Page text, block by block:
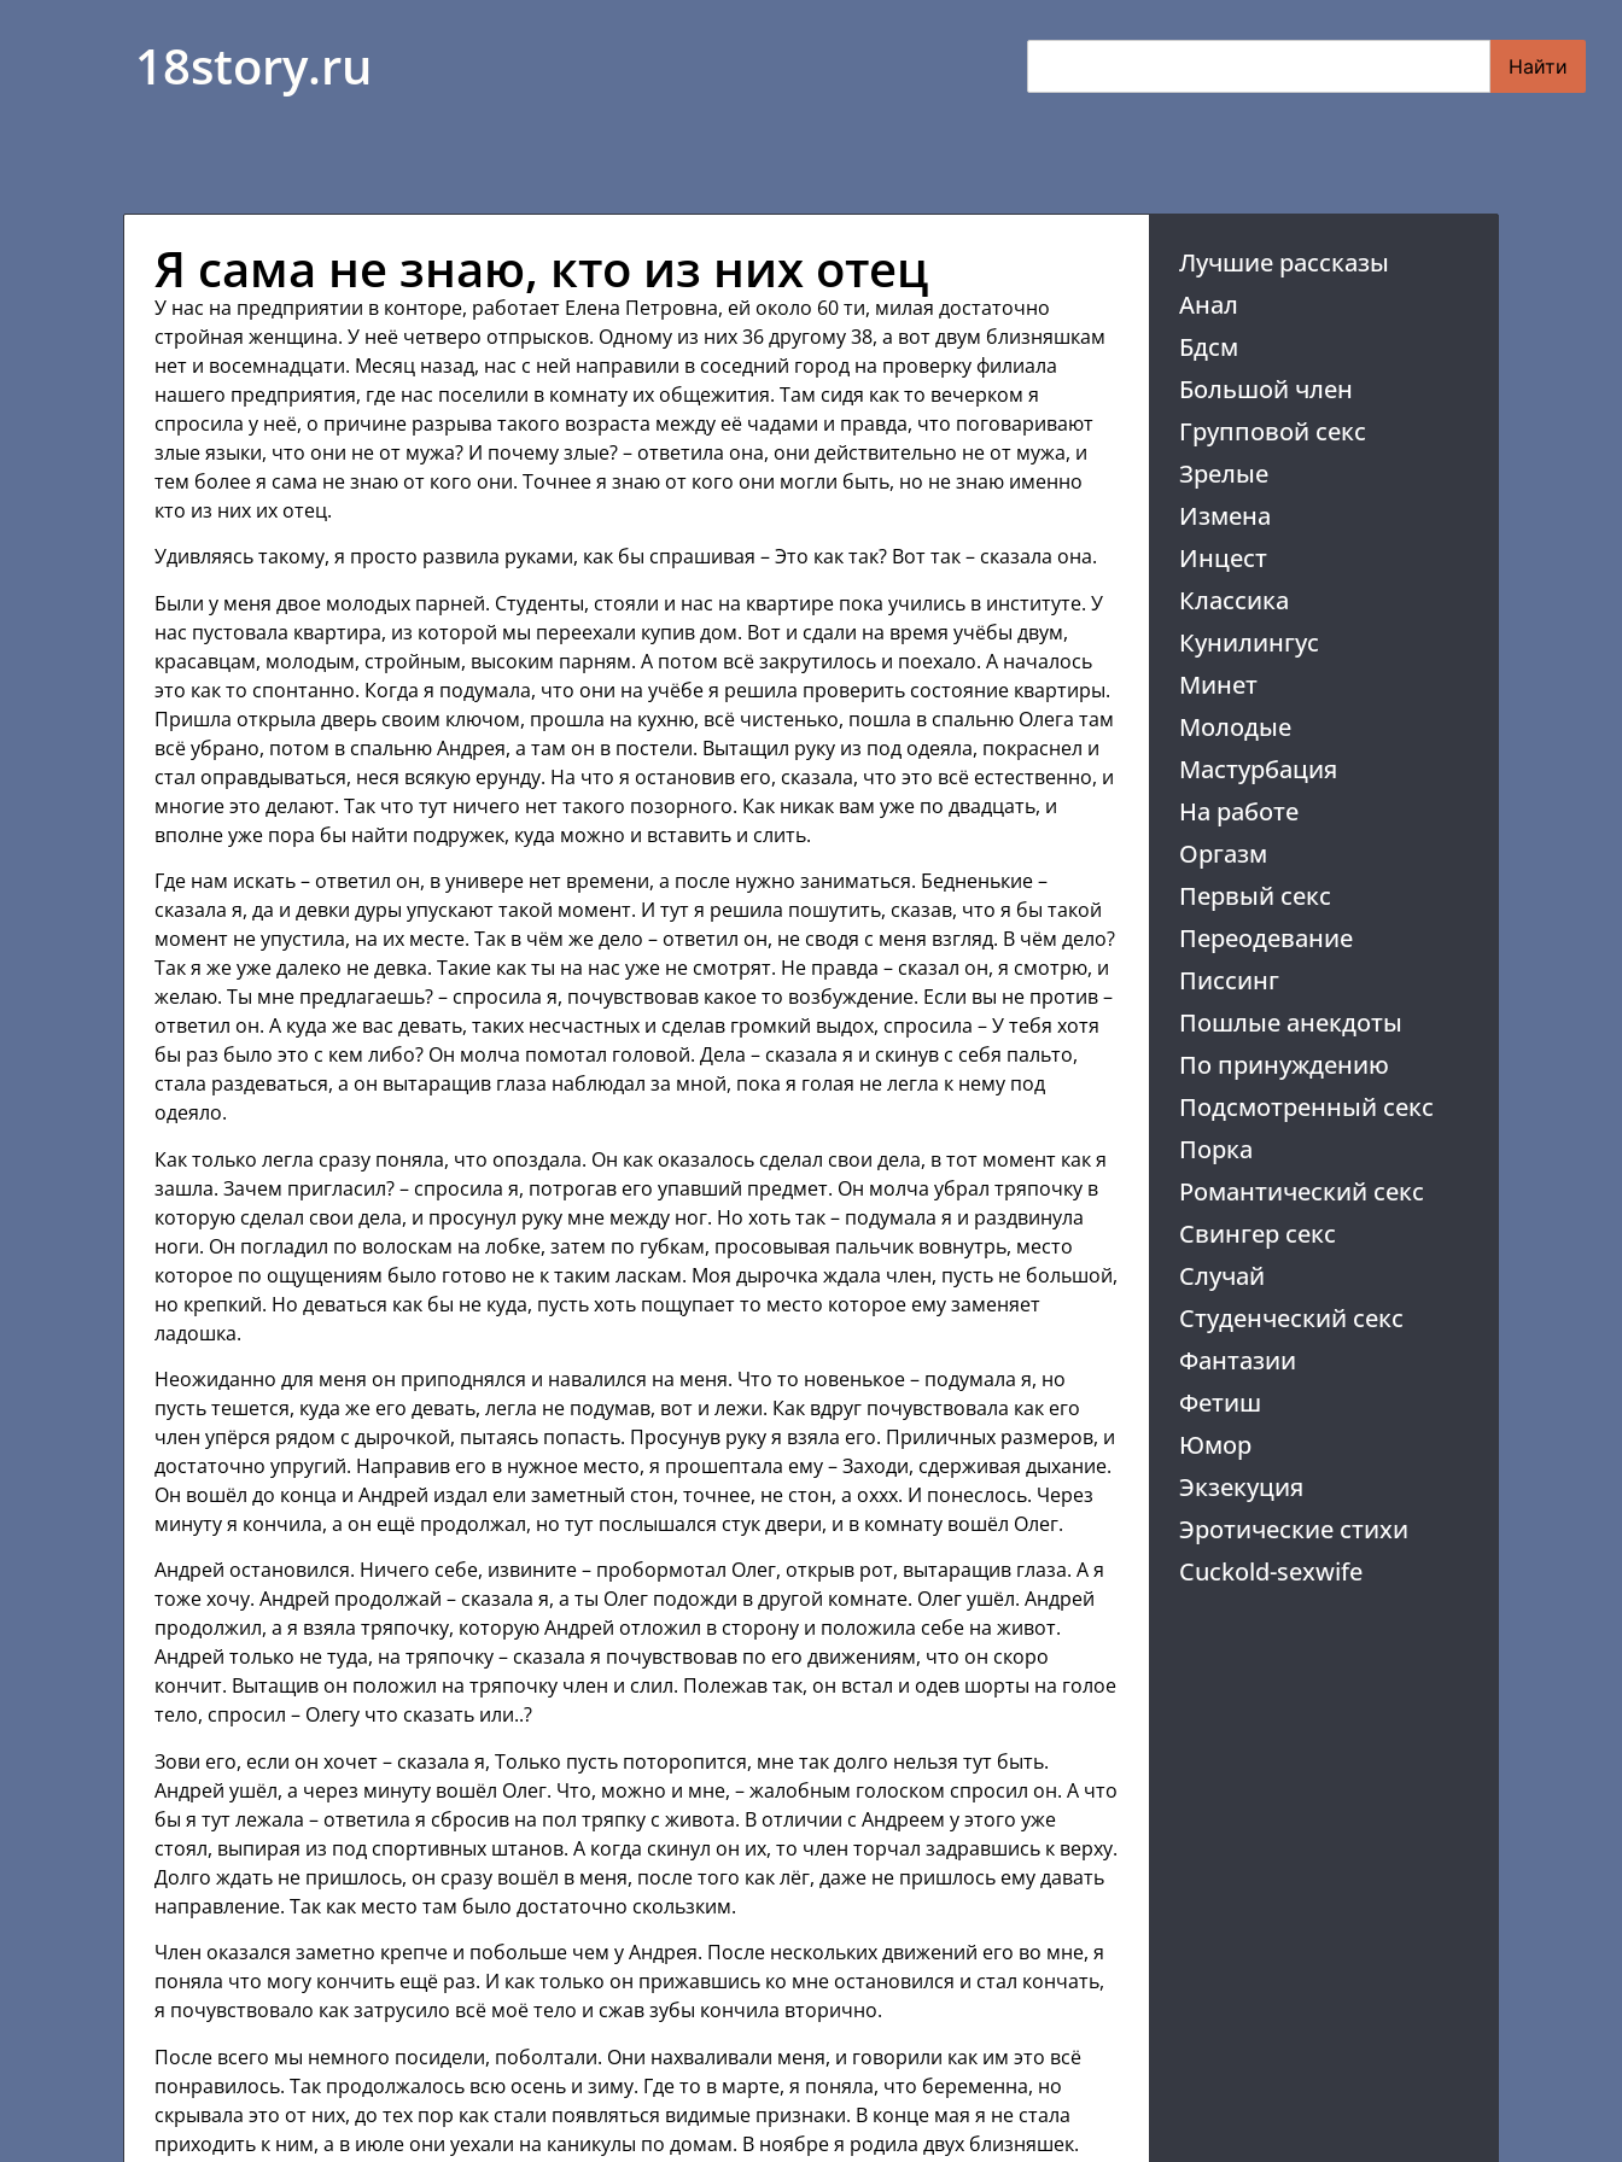
18story.ru Найти
Лучшие рассказы
Анал
Бдсм
Большой член
Групповой секс
Зрелые
Измена
Инцест
Классика
Кунилингус
Минет
Молодые
Мастурбация
На работе
Оргазм
Первый секс
Переодевание
Писсинг
Пошлые анекдоты
По принуждению
Подсмотренный секс
Порка
Романтический секс
Свингер секс
Случай
Студенческий секс
Фантазии
Фетиш
Юмор
Экзекуция
Эротические стихи
Cuckold-sexwife
Я сама не знаю, кто из них отец
У нас на предприятии в конторе, работает Елена Петровна, ей около 60 ти, милая достаточно
стройная женщина. У неё четверо отпрысков. Одному из них 36 другому 38, а вот двум близняшкам
нет и восемнадцати. Месяц назад, нас с ней направили в соседний город на проверку филиала
нашего предприятия, где нас поселили в комнату их общежития. Там сидя как то вечерком я
спросила у неё, о причине разрыва такого возраста между её чадами и правда, что поговаривают
злые языки, что они не от мужа? И почему злые? – ответила она, они действительно не от мужа, и
тем более я сама не знаю от кого они. Точнее я знаю от кого они могли быть, но не знаю именно
кто из них их отец.
Удивляясь такому, я просто развила руками, как бы спрашивая – Это как так? Вот так – сказала она.
Были у меня двое молодых парней. Студенты, стояли и нас на квартире пока учились в институте. У
нас пустовала квартира, из которой мы переехали купив дом. Вот и сдали на время учёбы двум,
красавцам, молодым, стройным, высоким парням. А потом всё закрутилось и поехало. А началось
это как то спонтанно. Когда я подумала, что они на учёбе я решила проверить состояние квартиры.
Пришла открыла дверь своим ключом, прошла на кухню, всё чистенько, пошла в спальню Олега там
всё убрано, потом в спальню Андрея, а там он в постели. Вытащил руку из под одеяла, покраснел и
стал оправдываться, неся всякую ерунду. На что я остановив его, сказала, что это всё естественно, и
многие это делают. Так что тут ничего нет такого позорного. Как никак вам уже по двадцать, и
вполне уже пора бы найти подружек, куда можно и вставить и слить.
Где нам искать – ответил он, в универе нет времени, а после нужно заниматься. Бедненькие –
сказала я, да и девки дуры упускают такой момент. И тут я решила пошутить, сказав, что я бы такой
момент не упустила, на их месте. Так в чём же дело – ответил он, не сводя с меня взгляд. В чём дело?
Так я же уже далеко не девка. Такие как ты на нас уже не смотрят. Не правда – сказал он, я смотрю, и
желаю. Ты мне предлагаешь? – спросила я, почувствовав какое то возбуждение. Если вы не против –
ответил он. А куда же вас девать, таких несчастных и сделав громкий выдох, спросила – У тебя хотя
бы раз было это с кем либо? Он молча помотал головой. Дела – сказала я и скинув с себя пальто,
стала раздеваться, а он вытаращив глаза наблюдал за мной, пока я голая не легла к нему под
одеяло.
Как только легла сразу поняла, что опоздала. Он как оказалось сделал свои дела, в тот момент как я
зашла. Зачем пригласил? – спросила я, потрогав его упавший предмет. Он молча убрал тряпочку в
которую сделал свои дела, и просунул руку мне между ног. Но хоть так – подумала я и раздвинула
ноги. Он погладил по волоскам на лобке, затем по губкам, просовывая пальчик вовнутрь, место
которое по ощущениям было готово не к таким ласкам. Моя дырочка ждала член, пусть не большой,
но крепкий. Но деваться как бы не куда, пусть хоть пощупает то место которое ему заменяет
ладошка.
Неожиданно для меня он приподнялся и навалился на меня. Что то новенькое – подумала я, но
пусть тешется, куда же его девать, легла не подумав, вот и лежи. Как вдруг почувствовала как его
член упёрся рядом с дырочкой, пытаясь попасть. Просунув руку я взяла его. Приличных размеров, и
достаточно упругий. Направив его в нужное место, я прошептала ему – Заходи, сдерживая дыхание.
Он вошёл до конца и Андрей издал ели заметный стон, точнее, не стон, а оххх. И понеслось. Через
минуту я кончила, а он ещё продолжал, но тут послышался стук двери, и в комнату вошёл Олег.
Андрей остановился. Ничего себе, извините – пробормотал Олег, открыв рот, вытаращив глаза. А я
тоже хочу. Андрей продолжай – сказала я, а ты Олег подожди в другой комнате. Олег ушёл. Андрей
продолжил, а я взяла тряпочку, которую Андрей отложил в сторону и положила себе на живот.
Андрей только не туда, на тряпочку – сказала я почувствовав по его движениям, что он скоро
кончит. Вытащив он положил на тряпочку член и слил. Полежав так, он встал и одев шорты на голое
тело, спросил – Олегу что сказать или..?
Зови его, если он хочет – сказала я, Только пусть поторопится, мне так долго нельзя тут быть.
Андрей ушёл, а через минуту вошёл Олег. Что, можно и мне, – жалобным голоском спросил он. А что
бы я тут лежала – ответила я сбросив на пол тряпку с живота. В отличии с Андреем у этого уже
стоял, выпирая из под спортивных штанов. А когда скинул он их, то член торчал задравшись к верху.
Долго ждать не пришлось, он сразу вошёл в меня, после того как лёг, даже не пришлось ему давать
направление. Так как место там было достаточно скользким.
Член оказался заметно крепче и побольше чем у Андрея. После нескольких движений его во мне, я
поняла что могу кончить ещё раз. И как только он прижавшись ко мне остановился и стал кончать,
я почувствовало как затрусило всё моё тело и сжав зубы кончила вторично.
После всего мы немного посидели, поболтали. Они нахваливали меня, и говорили как им это всё
понравилось. Так продолжалось всю осень и зиму. Где то в марте, я поняла, что беременна, но
скрывала это от них, до тех пор как стали появляться видимые признаки. В конце мая я не стала
приходить к ним, а в июле они уехали на каникулы по домам. В ноябре я родила двух близняшек.